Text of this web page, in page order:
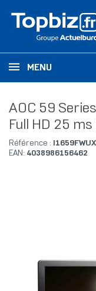
MENU
AOC 59
Full HD 25
Référence :
I1659FWUX
EAN: 4038986156462